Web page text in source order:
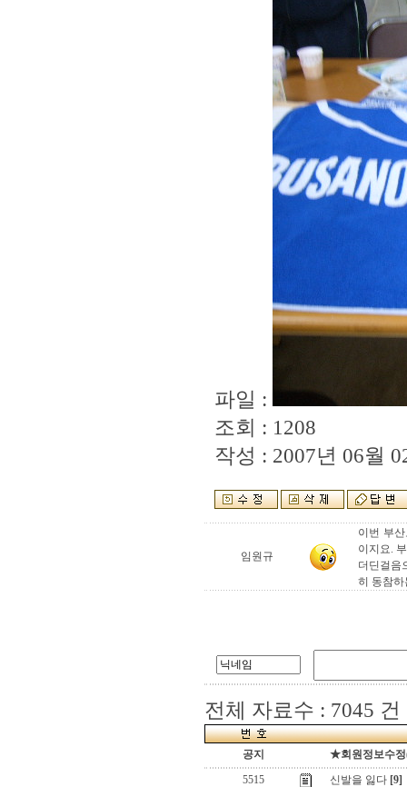
파일 :
조회 : 1208
작성 : 2007년 06월
임원규
이번 부
이지요.
더딘걸음
히 동참
전체 자료수 : 7045 건
공지
★회원정보수
5515
신발을 잃다 [9]